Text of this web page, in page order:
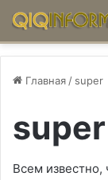
Главная / super
super
Всем известно,